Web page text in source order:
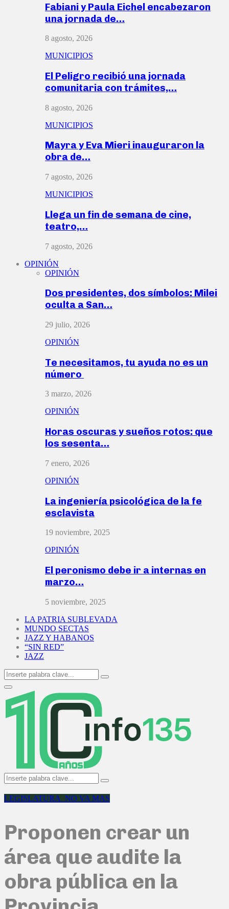
Fabiani y Paula Eichel encabezaron
una jornada de…
8 agosto, 2026
MUNICIPIOS
El Peligro recibió una jornada
comunitaria con trámites,…
8 agosto, 2026
MUNICIPIOS
Mayra y Eva Mieri inauguraron la
obra de…
7 agosto, 2026
MUNICIPIOS
Llega un fin de semana de cine,
teatro,…
7 agosto, 2026
OPINIÓN
OPINIÓN
Dos presidentes, dos símbolos: Milei
oculta a San…
29 julio, 2026
OPINIÓN
Te necesitamos, tu ayuda no es un
número
3 marzo, 2026
OPINIÓN
Horas oscuras y sueños rotos: que
los sesenta…
7 enero, 2026
OPINIÓN
La ingeniería psicológica de la fe
esclavista
19 noviembre, 2025
OPINIÓN
El peronismo debe ir a internas en
marzo…
5 noviembre, 2025
LA PATRIA SUBLEVADA
MUNDO SECTAS
JAZZ Y HABANOS
“SIN RED”
JAZZ
Search
for:
Search
Primary
Menu
Search
for:
Search
LEGISLATURA_NO VA MAS
Proponen crear un
área que audite la
obra pública en la